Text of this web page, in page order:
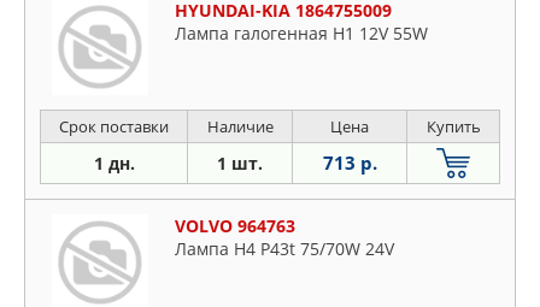
HYUNDAI-KIA 1864755009
Лампа галогенная H1 12V 55W
Срок поставки Наличие Цена Купить
1 дн. 1 шт. 713 р.
VOLVO 964763
Лампа H4 P43t 75/70W 24V